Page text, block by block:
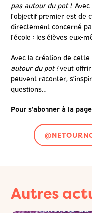
pas autour du pot !.
l’objectif premier est de
directement concerné
l’école : les élèves eux-
Avec la création de
autour du pot !veut offrir
peuvent raconter,
questions…
Pour s’abonner à la
Autres